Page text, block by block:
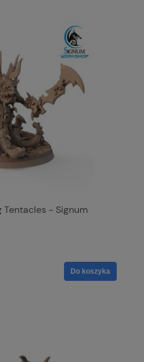
Tentacles - Signum
Do koszyka